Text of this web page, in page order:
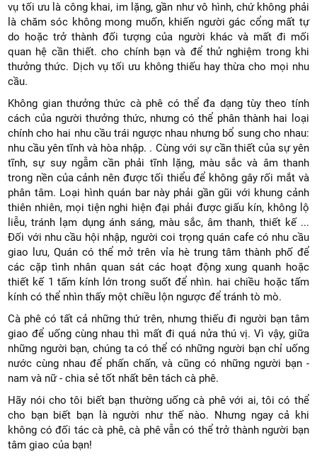
vụ tối ưu là công khai, im lặng, gần như vô hình, chứ không phải
là chăm sóc không mong muốn, khiến người gác cổng mất tự
do hoặc trở thành đối tượng của người khác và mất đi mối
quan hệ cần thiết. cho chính bạn và để thử nghiệm trong khi
thưởng thức. Dịch vụ tối ưu không thiếu hay thừa cho mọi nhu
cầu.
Không gian thưởng thức cà phê có thể đa dạng tùy theo tính
cách của người thưởng thức, nhưng có thể phân thành hai loại
chính cho hai nhu cầu trái ngược nhau nhưng bổ sung cho nhau:
nhu cầu yên tĩnh và hòa nhập. . Cùng với sự cần thiết của sự yên
tĩnh, sự suy ngẫm cần phải tĩnh lặng, màu sắc và âm thanh
trong nền của cảnh nên được tối thiểu để không gây rối mắt và
phân tâm. Loại hình quán bar này phải gần gũi với khung cảnh
thiên nhiên, mọi tiện nghi hiện đại phải được giấu kín, không lộ
liễu, tránh lạm dụng ánh sáng, màu sắc, âm thanh, thiết kế ...
Đối với nhu cầu hội nhập, người coi trọng quán cafe có nhu cầu
giao lưu, Quán có thể mở trên vỉa hè trung tâm thành phố để
các cặp tình nhân quan sát các hoạt động xung quanh hoặc
thiết kế 1 tấm kính lớn trong suốt để nhìn. hai chiều hoặc tấm
kính có thể nhìn thấy một chiều lộn ngược để tránh tò mò.
Cà phê có tất cả những thứ trên, nhưng thiếu đi người bạn tâm
giao để uống cùng nhau thì mất đi quá nửa thú vị. Vì vậy, giữa
những người bạn, chúng ta có thể có những người bạn chỉ uống
nước cùng nhau để phấn chấn, và cũng có những người bạn -
nam và nữ - chia sẻ tốt nhất bên tách cà phê.
Hãy nói cho tôi biết bạn thường uống cà phê với ai, tôi có thể
cho bạn biết bạn là người như thế nào. Nhưng ngay cả khi
không có đối tác cà phê, cà phê vẫn có thể trở thành người bạn
tâm giao của bạn!